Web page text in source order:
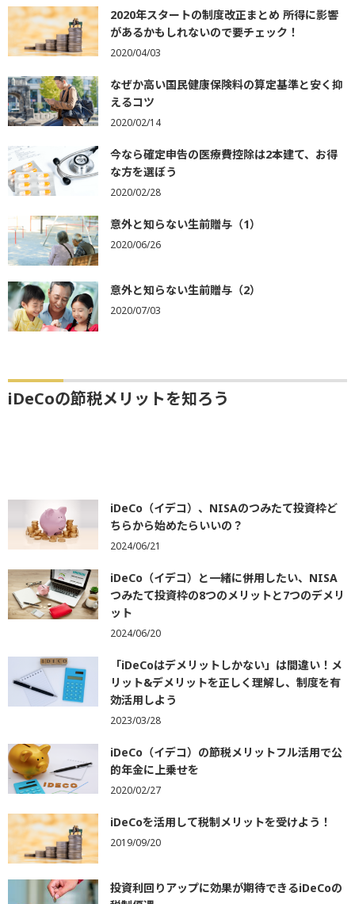
2020年スタートの制度改正まとめ 所得に影響
があるかもしれないので要チェック！
2020/04/03
なぜか高い国民健康保険料の算定基準と安く抑
えるコツ
2020/02/14
今なら確定申告の医療費控除は2本建て、お得
な方を選ぼう
2020/02/28
意外と知らない生前贈与（1）
2020/06/26
意外と知らない生前贈与（2）
2020/07/03
iDeCoの節税メリットを知ろう
iDeCo（イデコ）、NISAのつみたて投資枠ど
ちらから始めたらいいの？
2024/06/21
iDeCo（イデコ）と一緒に併用したい、NISA
つみたて投資枠の8つのメリットと7つのデメリ
ット
2024/06/20
「iDeCoはデメリットしかない」は間違い！メ
リット&デメリットを正しく理解し、制度を有
効活用しよう
2023/03/28
iDeCo（イデコ）の節税メリットフル活用で公
的年金に上乗せを
2020/02/27
iDeCoを活用して税制メリットを受けよう！
2019/09/20
投資利回りアップに効果が期待できるiDeCoの